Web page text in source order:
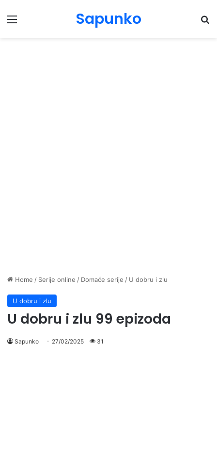
Menu Sapunko
Home / Serije online / Domaće serije / U dobru i zlu
U dobru i zlu
U dobru i zlu 99 epizoda
Sapunko 27/02/2025 31